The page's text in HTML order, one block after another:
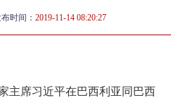
时间： 2019-11-14 08:20:27
主席习近平在巴西利亚同巴西